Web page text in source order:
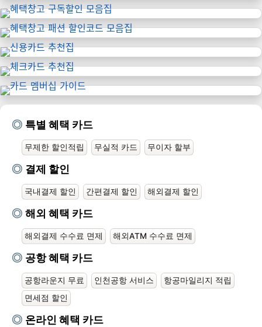
특별 혜택 카드
무제한 할인적립 무실적 카드 무이자 할부
결제 할인
국내결제 할인 간편결제 할인 해외결제 할인
해외 혜택 카드
해외결제 수수료 면제 해외ATM 수수료 면제
공항 혜택 카드
공항라운지 무료 인천공항 서비스
항공마일리지 적립
면세점 할인
온라인 혜택 카드